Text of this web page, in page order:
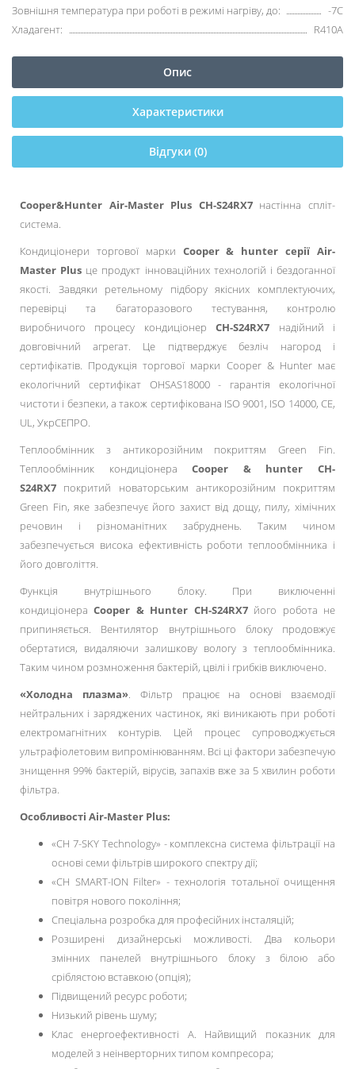
Зовнішня температура при роботі в режимі нагріву, до:
-7С
Хладагент:
R410А
Опис
Характеристики
Відгуки (0)
Cooper&Hunter Air-Master Plus CH-S24RX7настінна спліт-
система.
Кондиціонери торгової марки Cooper & hunter серії Air-
Master Plus це продукт інноваційних технологій і бездоганної
якості. Завдяки ретельному підбору якісних комплектуючих,
перевірці та багаторазового тестування, контролю
виробничого процесу кондиціонерCH-S24RX7 надійний і
довговічний агрегат. Це підтверджує безліч нагород і
сертифікатів. Продукція торгової марки Cooper & Нunter має
екологічний сертифікат OHSAS18000 - гарантія екологічної
чистоти і безпеки, а також сертифікована ISO 9001, ISO 14000, CE,
UL, УкрСЕПРО.
Теплообмінник з антикорозійним покриттям Green Fin.
Теплообмінник кондиціонераCooper & hunter CH-
S24RX7 покритий новаторським антикорозійним покриттям
Green Fin, яке забезпечує його захист від дощу, пилу, хімічних
речовин і різноманітних забруднень. Таким чином
забезпечується висока ефективність роботи теплообмінника і
його довголіття.
Функція внутрішнього блоку. При виключенні
кондиціонераCooper & Нunter CH-S24RX7його робота не
припиняється. Вентилятор внутрішнього блоку продовжує
обертатися, видаляючи залишкову вологу з теплообмінника.
Таким чином розмноження бактерій, цвілі і грибків виключено.
«Холодна плазма». Фільтр працює на основі взаємодії
нейтральних і заряджених частинок, які виникають при роботі
електромагнітних контурів. Цей процес супроводжується
ультрафіолетовим випромінюванням. Всі ці фактори забезпечую
знищення 99% бактерій, вірусів, запахів вже за 5 хвилин роботи
фільтра.
Особливості Air-Master Plus:
«CH 7-SKY Technology» - комплексна система фільтрації на
основі семи фільтрів широкого спектру дії;
«CH SMART-ION Filter» - технологія тотальної очищення
повітря нового покоління;
Спеціальна розробка для професійних інсталяцій;
Розширені дизайнерські можливості. Два кольори
змінних панелей внутрішнього блоку з білою або
сріблястою вставкою (опція);
Підвищений ресурс роботи;
Низький рівень шуму;
Клас енергоефективності А. Найвищий показник для
моделей з неінверторних типом компресора;